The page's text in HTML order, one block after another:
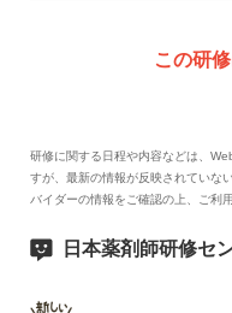
この研
研修に関する日程や内容などは、
すが、最新の情報が反映されていな
バイダーの情報をご確認の上、ご利
日本薬剤師研修セ